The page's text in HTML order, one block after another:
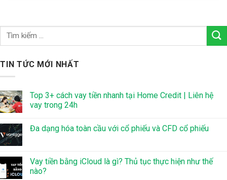
TIN TỨC MỚI NHẤT
Top 3+ cách vay tiền nhanh tại Home Credit | Liên hệ
vay trong 24h
Đa dạng hóa toàn cầu với cổ phiếu và CFD cổ phiếu
Vay tiền bằng iCloud là gì? Thủ tục thực hiện như thế
nào?